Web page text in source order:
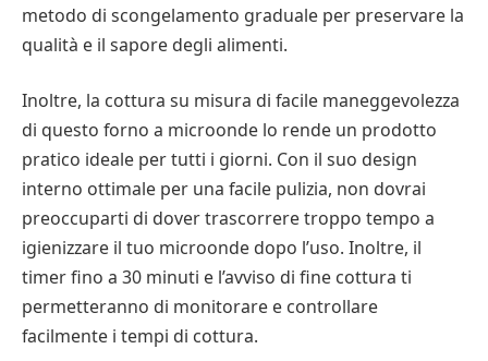
metodo di scongelamento graduale per preservare la
qualità e il sapore degli alimenti.
Inoltre, la cottura su misura di facile maneggevolezza
di questo forno a microonde lo rende un prodotto
pratico ideale per tutti i giorni. Con il suo design
interno ottimale per una facile pulizia, non dovrai
preoccuparti di dover trascorrere troppo tempo a
igienizzare il tuo microonde dopo l’uso. Inoltre, il
timer fino a 30 minuti e l’avviso di fine cottura ti
permetteranno di monitorare e controllare
facilmente i tempi di cottura.